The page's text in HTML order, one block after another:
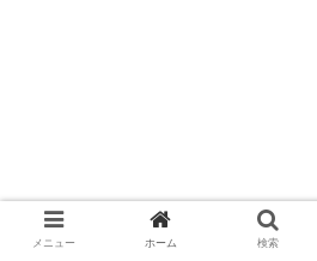
メニュー ホーム 検索